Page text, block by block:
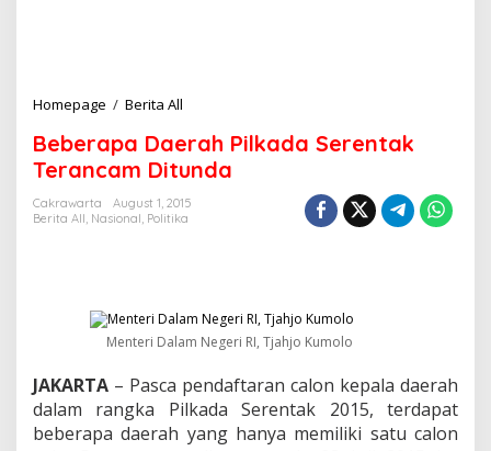
Homepage / Berita All
b
e
r
a
p
r
a
P
i
l
k
Beberapa Daerah Pilkada Serentak
Terancam Ditunda
Cakrawarta
August 1, 2015
Berita All, Nasional, Politika
Menteri Dalam Negeri RI, Tjahjo Kumolo
JAKARTA – Pasca pendaftaran calon kepala daerah
dalam rangka Pilkada Serentak 2015, terdapat
beberapa daerah yang hanya memiliki satu calon